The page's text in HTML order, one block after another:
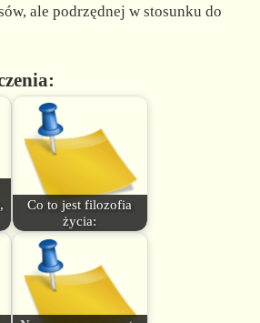
ale podrzędnej w stosunku do
Co to jest filozofia
życia: